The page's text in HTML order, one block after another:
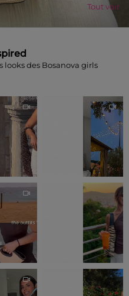
Tout voir
looks des Bosanova girls